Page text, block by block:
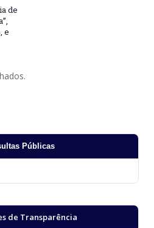
de
e
Públicas
de Transparência